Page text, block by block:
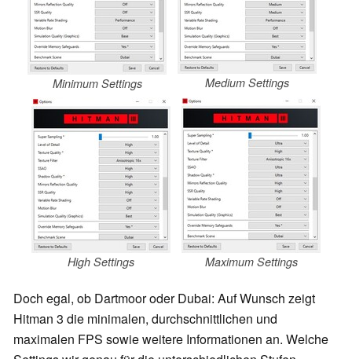
Minimum Settings Medium Settings
High Settings Maximum Settings
Doch egal, ob Dartmoor oder Dubai: Auf Wunsch zeigt
Hitman 3 die minimalen, durchschnittlichen und
maximalen FPS sowie weitere Informationen an. Welche